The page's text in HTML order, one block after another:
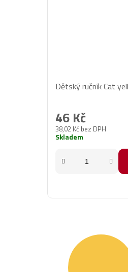
Dětský ručník Cat
38,02 Kč bez DPH
46 Kč
Skladem